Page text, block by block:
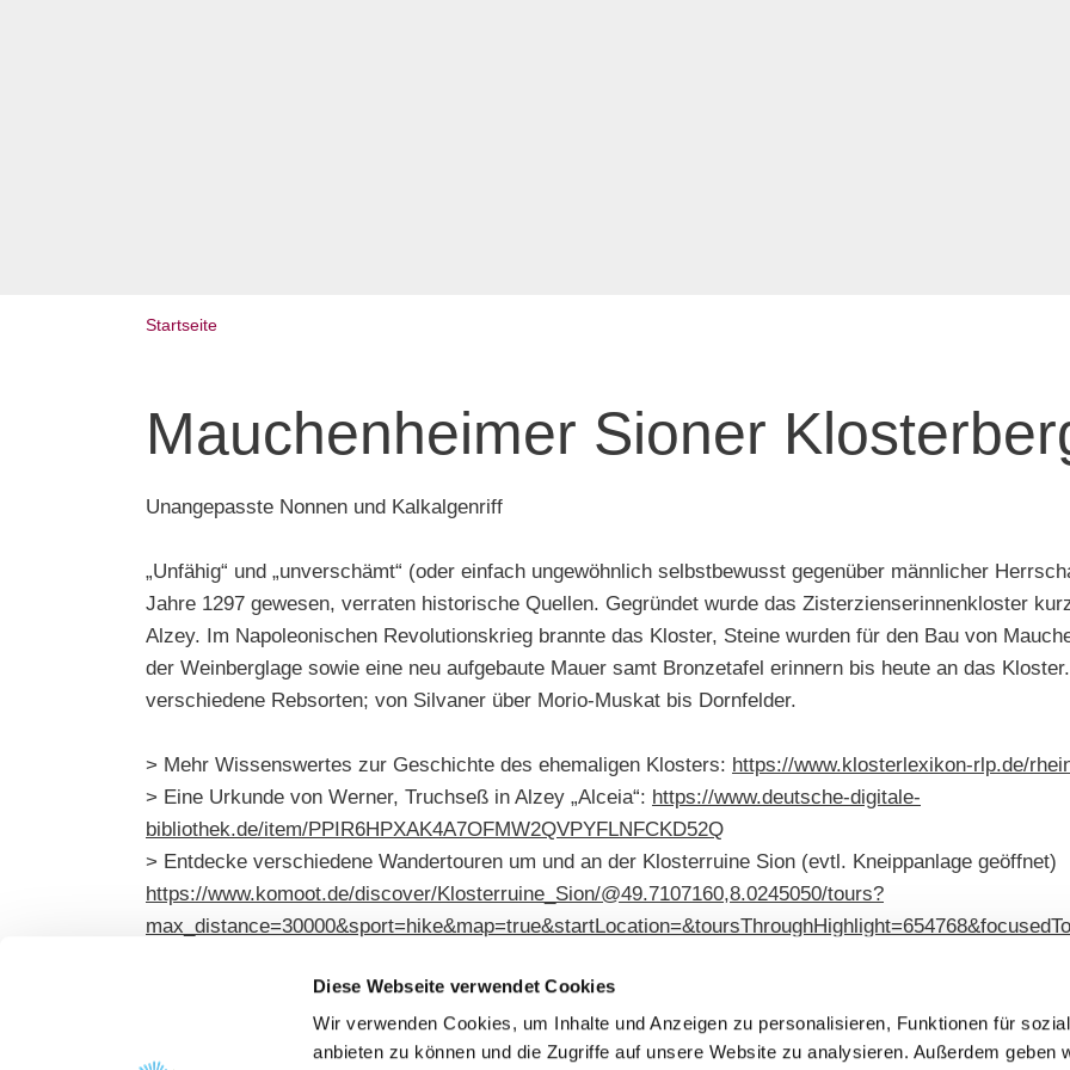
Diese Webseite verwendet Cookies
Wir verwenden Cookies, um Inhalte und Anzeigen zu personalisieren, Funktionen für
anbieten zu können und die Zugriffe auf unsere Website zu analysieren. Außerdem geben
Startseite
Mauchenheimer Sioner
Unangepasste Nonnen und Kalkalgenriff
„Unfähig“ und „unverschämt“ (oder einfach ungewöhnlich selbstbewusst gegenüber männlicher
Jahre 1297 gewesen, verraten historische Quellen. Gegründet wurde das Zisterzienserinnenkloster
Alzey. Im Napoleonischen Revolutionskrieg brannte das Kloster, Steine wurden für den Bau von
der Weinberglage sowie eine neu aufgebaute Mauer samt Bronzetafel erinnern bis heute an das
verschiedene Rebsorten; von Silvaner über Morio-Muskat bis Dornfelder.
> Mehr Wissenswertes zur Geschichte des ehemaligen Klosters: https://www.klosterlexikon-rlp.de/
> Eine Urkunde von Werner, Truchseß in Alzey „Alceia“: https://www.deutsche-digitale-
bibliothek.de/item/PPIR6HPXAK4A7OFMW2QVPYFLNFCKD52Q
> Entdecke verschiedene Wandertouren um und an der Klosterruine Sion (evtl. Kneippanlage geöffnet)
https://www.komoot.de/discover/Klosterruine_Sion/@49.7107160,8.0245050/tours?
grundrisses-der-roemischen-palastvilla-mauchenheim